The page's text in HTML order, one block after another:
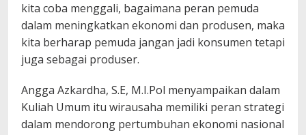
kita coba menggali, bagaimana peran pemuda
dalam meningkatkan ekonomi dan produsen, maka
kita berharap pemuda jangan jadi konsumen tetapi
juga sebagai produser.
Angga Azkardha, S.E, M.I.Pol menyampaikan dalam
Kuliah Umum itu wirausaha memiliki peran strategi
dalam mendorong pertumbuhan ekonomi nasional